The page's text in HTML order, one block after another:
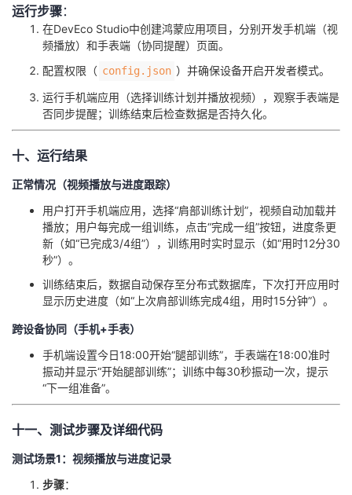
​运行步骤​​：
在DevEco Studio中创建鸿蒙应用项目，分别开发手机端（视
频播放）和手表端（协同提醒）页面。
配置权限（ config.json ）并确保设备开启开发者模式。
运行手机端应用（选择训练计划并播放视频），观察手表端是
否同步提醒；训练结束后检查数据是否持久化。
十、运行结果
正常情况（视频播放与进度跟踪）
用户打开手机端应用，选择“肩部训练计划”，视频自动加载并
播放；用户每完成一组训练，点击“完成一组”按钮，进度条更
新（如“已完成3/4组”），训练用时实时显示（如“用时12分30
秒”）。
训练结束后，数据自动保存至分布式数据库，下次打开应用时
显示历史进度（如“上次肩部训练完成4组，用时15分钟”）。
跨设备协同（手机+手表）
手机端设置今日18:00开始“腿部训练”，手表端在18:00准时
振动并显示“开始腿部训练”；训练中每30秒振动一次，提示
“下一组准备”。
十一、测试步骤及详细代码
测试场景1：视频播放与进度记录
​步骤​​：